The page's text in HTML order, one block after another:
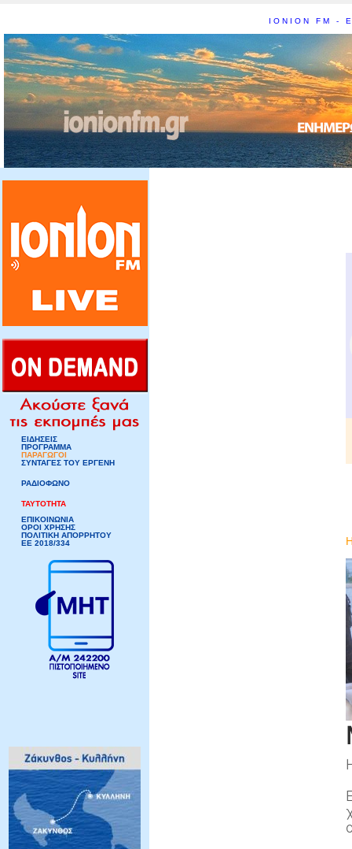
IONION FM -
ΕΙΔΗΣΕΙΣ
ΠΡΟΓΡΑΜΜΑ
ΠΑΡΑΓΩΓΟΙ
ΣΥΝΤΑΓΕΣ ΤΟΥ ΕΡΓΕΝΗ
ΡΑΔΙΟΦΩΝΟ
ΤΑΥΤΟΤΗΤΑ
ΕΠΙΚΟΙΝΩΝΙΑ
ΟΡΟΙ ΧΡΗΣΗΣ
ΠΟΛΙΤΙΚΗ ΑΠΟΡΡΗΤΟΥ
ΕΕ 2018/334